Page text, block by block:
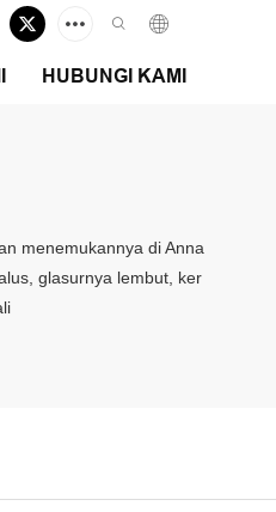
HUBUNGI KAMI
menemukannya di Anna
glasurnya lembut, ker